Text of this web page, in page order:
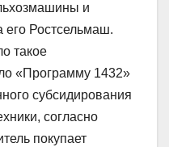
и
его Ростсельмаш.
такое
«Программу 1432»
субсидирования
согласно
покупает